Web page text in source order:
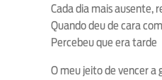
Cada dia mais ausente,
Quando deu de cara
Percebeu que era tarde
O meu jeito de vencer a